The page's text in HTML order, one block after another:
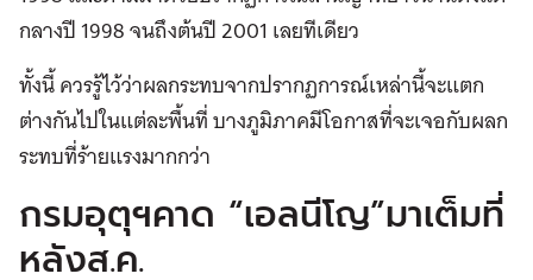
กลางปี 1998 จนถึงต้นปี 2001 เลยทีเดียว
ทั้งนี้ ควรรู้ไว้ว่าผลกระทบจากปรากฏการณ์เหล่านี้จะแตก
ต่างกันไปในแต่ละพื้นที่ บางภูมิภาคมีโอกาสที่จะเจอกับผลก
ระทบที่ร้ายแรงมากกว่า
กรมอุตุฯคาด “เอลนีโญ”มาเต็มที่
หลังส.ค.